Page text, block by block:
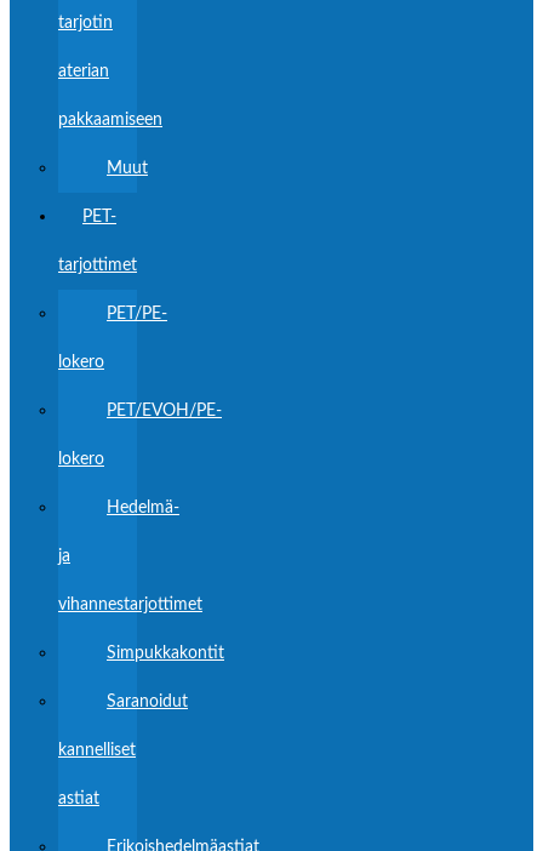
tarjotin
aterian
pakkaamiseen
Muut
PET-
tarjottimet
PET/PE-
lokero
PET/EVOH/PE-
lokero
Hedelmä-
ja
vihannestarjottimet
Simpukkakontit
Saranoidut
kannelliset
astiat
Erikoishedelmäastiat